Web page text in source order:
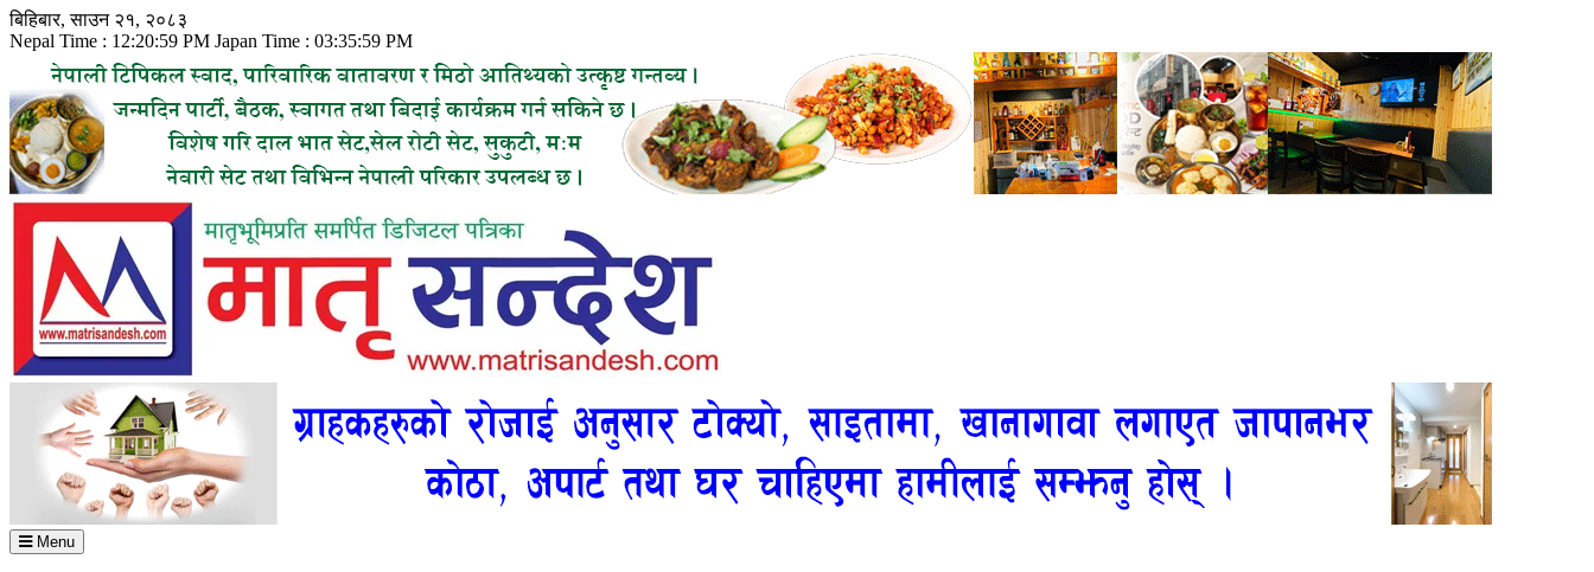
Skip
to
content
बिहिबार, साउन २१, २०८३
Nepal Time : 12:21:01 PM Japan Time : 03:36:01 PM
Menu